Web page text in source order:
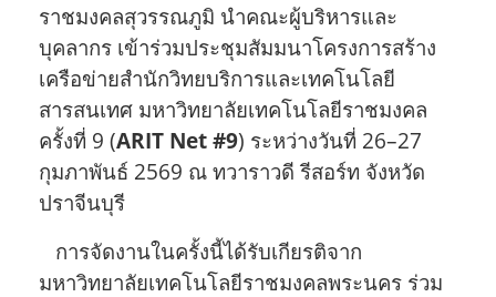
ราชมงคลสุวรรณภูมิ นำคณะผู้บริหารและ
บุคลากร เข้าร่วมประชุมสัมมนาโครงการสร้าง
เครือข่ายสำนักวิทยบริการและเทคโนโลยี
สารสนเทศ มหาวิทยาลัยเทคโนโลยีราชมงคล
ครั้งที่ 9 (ARIT Net #9) ระหว่างวันที่ 26–27
กุมภาพันธ์ 2569 ณ ทวาราวดี รีสอร์ท จังหวัด
ปราจีนบุรี
การจัดงานในครั้งนี้ได้รับเกียรติจาก
มหาวิทยาลัยเทคโนโลยีราชมงคลพระนคร ร่วม